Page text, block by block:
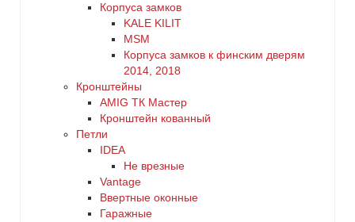
Корпуса замков
KALE KILIT
MSM
Корпуса замков к финским дверям
2014, 2018
Кронштейны
AMIG ТК Мастер
Кронштейн кованный
Петли
IDEA
Не врезные
Vantage
Ввертные оконные
Гаражные